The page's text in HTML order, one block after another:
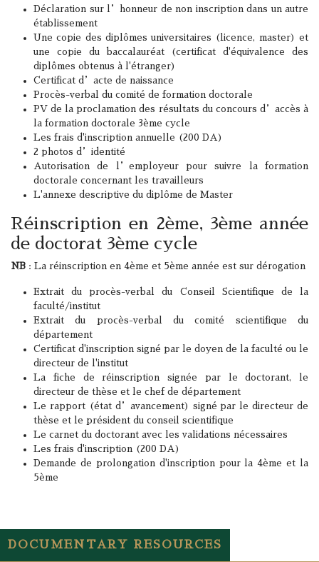
Déclaration sur l’honneur de non inscription dans un autre
établissement
Une copie des diplômes universitaires (licence, master) et
une copie du baccalauréat (certificat d'équivalence des
diplômes obtenus à l'étranger)
Certificat d’acte de naissance
Procès-verbal du comité de formation doctorale
PV de la proclamation des résultats du concours d’accès à
la formation doctorale 3ème cycle
Les frais d'inscription annuelle (200 DA)
2 photos d’identité
Autorisation de l’employeur pour suivre la formation
doctorale concernant les travailleurs
L'annexe descriptive du diplôme de Master
Réinscription en 2ème, 3ème année
de doctorat 3ème cycle
NB : La réinscription en 4ème et 5ème année est sur dérogation
Extrait du procès-verbal du Conseil Scientifique de la
faculté/institut
Extrait du procès-verbal du comité scientifique du
département
Certificat d'inscription signé par le doyen de la faculté ou le
directeur de l'institut
La fiche de réinscription signée par le doctorant, le
directeur de thèse et le chef de département
Le rapport (état d’avancement) signé par le directeur de
thèse et le président du conseil scientifique
Le carnet du doctorant avec les validations nécessaires
Les frais d'inscription (200 DA)
Demande de prolongation d'inscription pour la 4ème et la
5ème
DOCUMENTARY RESOURCES